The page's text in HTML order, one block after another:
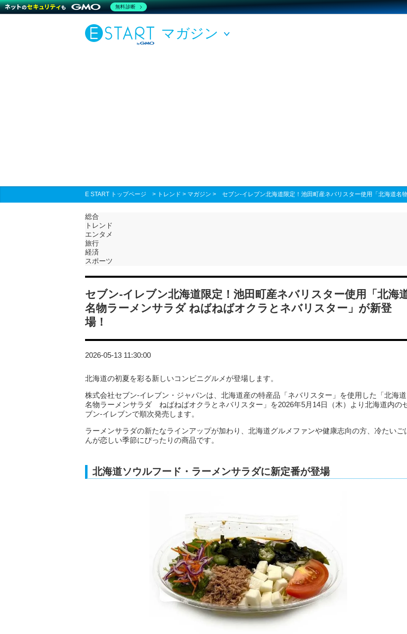
マガジン
E START トップページ > トレンド > マガジン > セブン‐イレブン北海道限定！池田町産ネバリスター使用「北海道名
総合
トレンド
エンタメ
旅行
経済
スポーツ
セブン‐イレブン北海道限定！池田町産ネバリスター使用「北海
名物ラーメンサラダ ねばねばオクラとネバリスター」が新登
場！
2026-05-13 11:30:00
北海道の初夏を彩る新しいコンビニグルメが登場します。
株式会社セブン‐イレブン・ジャパンは、北海道産の特産品「ネバリスター」を使用した「北海道
名物ラーメンサラダ ねばねばオクラとネバリスター」を2026年5月14日（木）より北海道内の
ブン‐イレブンで順次発売します。
ラーメンサラダの新たなラインアップが加わり、北海道グルメファンや健康志向の方、冷たいご
んが恋しい季節にぴったりの商品です。
北海道ソウルフード・ラーメンサラダに新定番が登場
無料診断